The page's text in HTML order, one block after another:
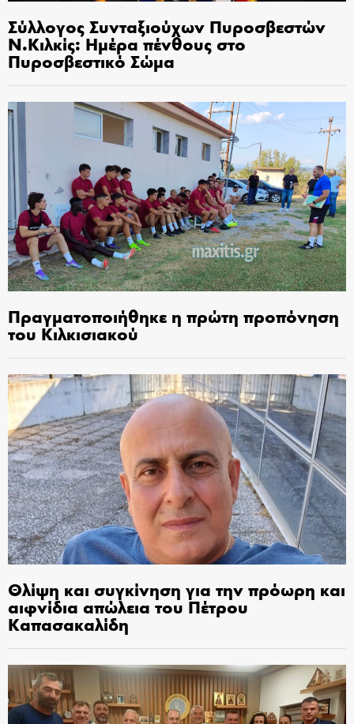
Σύλλογος Συνταξιούχων Πυροσβεστών
Ν.Κιλκίς: Ημέρα πένθους στο
Πυροσβεστικό Σώμα
Πραγματοποιήθηκε η πρώτη προπόνηση
του Κιλκισιακού
Θλίψη και συγκίνηση για την πρόωρη και
αιφνίδια απώλεια του Πέτρου
Καπασακαλίδη